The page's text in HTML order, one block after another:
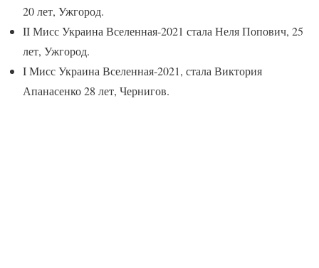
20 лет, Ужгород.
II Мисс Украина Вселенная-2021 стала Неля Попович, 25
лет, Ужгород.
I Мисс Украина Вселенная-2021, стала Виктория
Апанасенко 28 лет, Чернигов.